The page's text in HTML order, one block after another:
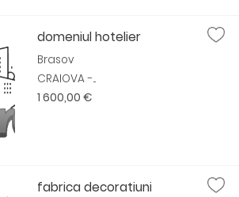
domeniul hotelier
Brasov
CRAIOVA -...
1 600,00 €
fabrica decoratiuni